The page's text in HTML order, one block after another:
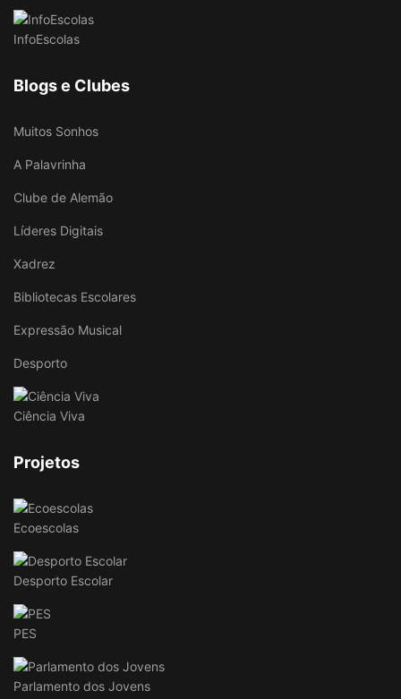
InfoEscolas
Blogs e Clubes
Muitos Sonhos
A Palavrinha
Clube de Alemão
Líderes Digitais
Xadrez
Bibliotecas Escolares
Expressão Musical
Desporto
Ciência Viva
Projetos
Ecoescolas
Desporto Escolar
PES
Parlamento dos Jovens